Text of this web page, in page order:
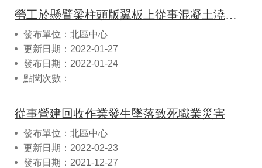
勞工於懸臂梁柱頭版翼板上從事混凝土澆置作業發生翼板倒塌後墜落災害致死職業災案
發布單位：北區中心
更新日期：2022-01-27
發布日期：2022-01-24
點閱次數：
從事營建回收作業發生墜落致死職業災害
發布單位：北區中心
更新日期：2022-02-23
發布日期：2021-12-27